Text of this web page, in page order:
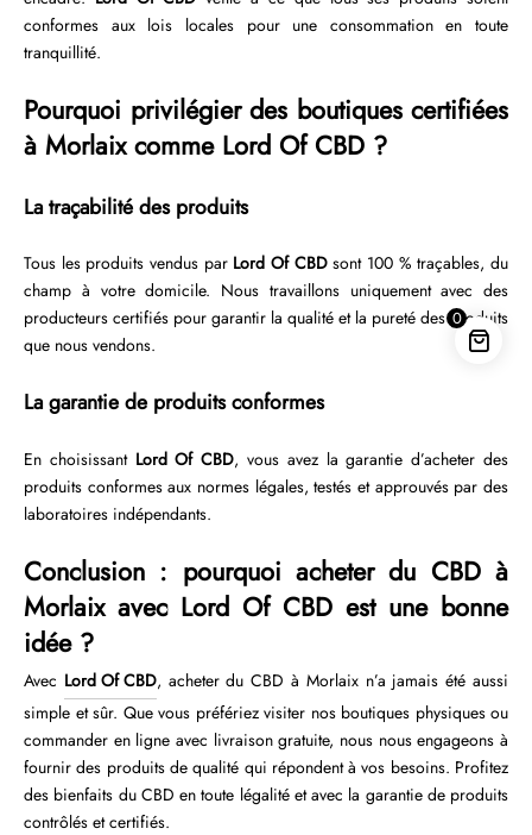
0
conformes aux lois locales pour une consommation en toute
tranquillité.
Pourquoi privilégier des boutiques certifiées
à Morlaix comme Lord Of CBD ?
La traçabilité des produits
Tous les produits vendus par Lord Of CBDsont 100 % traçables, du
champ à votre domicile. Nous travaillons uniquement avec des
producteurs certifiés pour garantir la qualité et la pureté des produits
que nous vendons.
La garantie de produits conformes
En choisissant Lord Of CBD, vous avez la garantie d’acheter des
produits conformes aux normes légales, testés et approuvés par des
laboratoires indépendants.
Conclusion : pourquoi acheter du CBD à
Morlaix avec Lord Of CBD est une bonne
idée ?
Avec Lord Of CBD, acheter du CBD à Morlaix n’a jamais été aussi
simple et sûr. Que vous préfériez visiter nos boutiques physiques ou
commander en ligne avec livraison gratuite, nous nous engageons à
fournir des produits de qualité qui répondent à vos besoins. Profitez
des bienfaits du CBD en toute légalité et avec la garantie de produits
contrôlés et certifiés.